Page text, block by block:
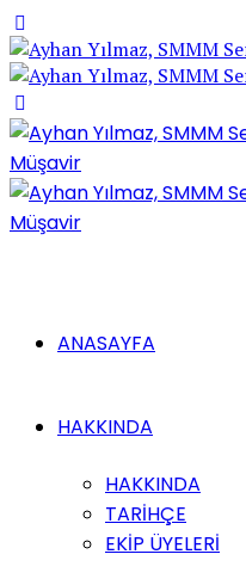
ANASAYFA
HAKKINDA
HAKKINDA
TARİHÇE
EKİP ÜYELERİ